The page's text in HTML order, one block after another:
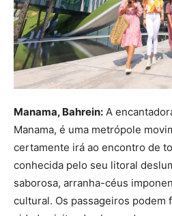
Manama, Bahrein: A
Manama, é uma metrópole
certamente irá ao encontro de
conhecida pelo seu litoral
saborosa, arranha-céus
cultural. Os passageiros podem